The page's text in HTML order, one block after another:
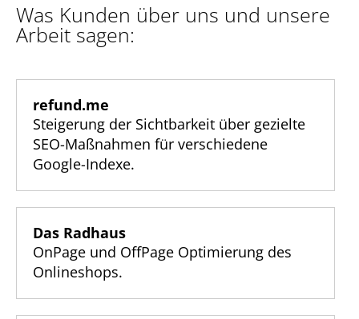
Was Kunden über uns und unsere
Arbeit sagen:
refund.me
Steigerung der Sichtbarkeit über gezielte
SEO-Maßnahmen für verschiedene
Google-Indexe.
Das Radhaus
OnPage und OffPage Optimierung des
Onlineshops.